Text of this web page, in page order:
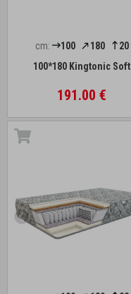
cm: 100 180
20
100*180 Kingtonic Soft
191.00 €